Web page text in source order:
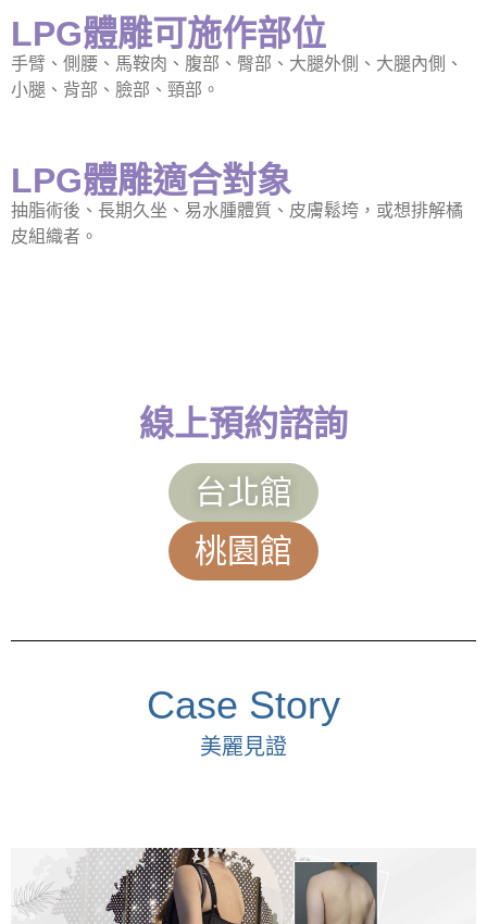
LPG體雕可施作部位
手臂、側腰、馬鞍肉、腹部、臀部、大腿外側、大腿內側、
小腿、背部、臉部、頸部。
LPG體雕適合對象
抽脂術後、長期久坐、易水腫體質、皮膚鬆垮，或想排解橘
皮組織者。
線上預約諮詢
台北館
桃園館
Case Story
美麗見證